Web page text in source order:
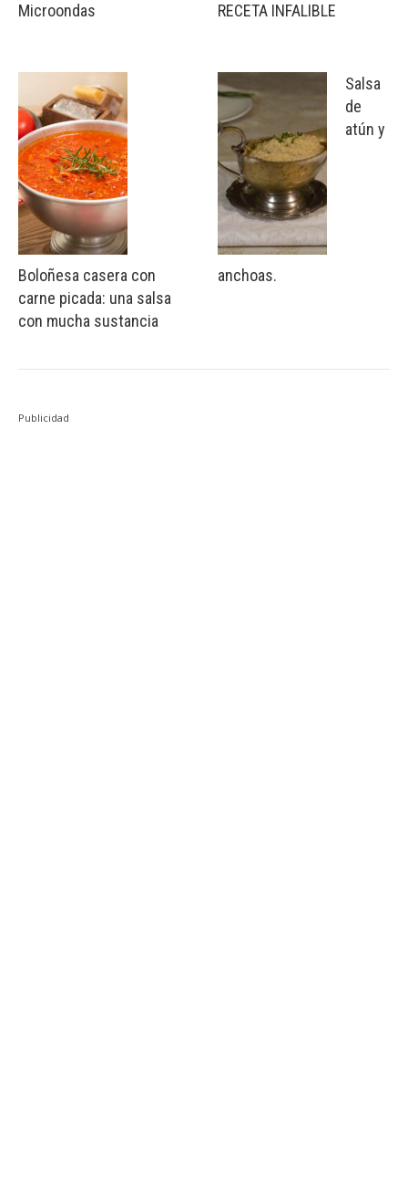
Microondas
Boloñesa casera con
carne picada: una salsa
con mucha sustancia
RECETA INFALIBLE
Salsa
de
atún y
anchoas.
Publicidad